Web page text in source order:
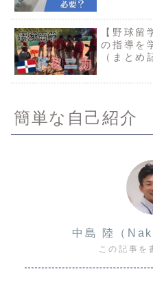
【野球留
の指導を
（まとめ
簡単な自己紹介
中島 陸（
この記事を